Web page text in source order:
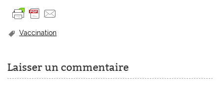
Vaccination
Laisser un commentaire